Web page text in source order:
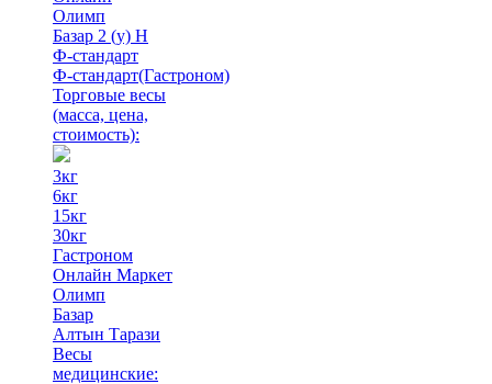
Олимп
Базар 2 (у) Н
Ф-стандарт
Ф-стандарт(Гастроном)
Торговые весы
(масса, цена,
стоимость):
3кг
6кг
15кг
30кг
Гастроном
Онлайн Маркет
Олимп
Базар
Алтын Тарази
Весы
медицинские: